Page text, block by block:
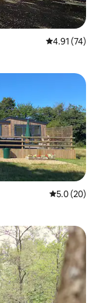
レビュー74
4.91 (74)
レビュー20
5.0 (20)